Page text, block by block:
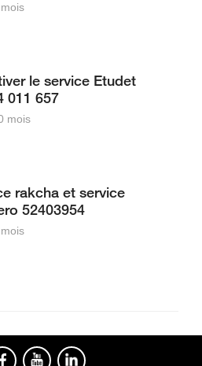
le service Etudet
011 657
mois
rakcha et service
52403954